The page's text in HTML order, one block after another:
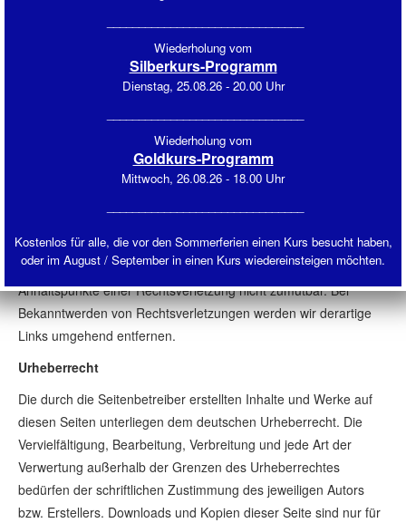
umgehend entfernen.
Unser Angebot enthält Links zu externen Webseiten Dritter, auf
diese fremden Inhalte auch keine Gewähr übernehmen. Für die
Inhalte der verlinkten Seiten ist stets der jeweilige Anbieter oder
Betreiber der Seiten verantwortlich. Die verlinkten Seiten wurden
Verlinkung nicht erkennbar. Eine permanente inhaltliche
Kontrolle der verlinkten Seiten ist jedoch ohne konkrete
Anhaltspunkte einer Rechtsverletzung nicht zumutbar. Bei
Bekanntwerden von Rechtsverletzungen werden wir derartige
Links umgehend entfernen.
Urheberrecht
Die durch die Seitenbetreiber erstellten Inhalte und Werke auf
diesen Seiten unterliegen dem deutschen Urheberrecht. Die
Vervielfältigung, Bearbeitung, Verbreitung und jede Art der
Verwertung außerhalb der Grenzen des Urheberrechtes
bedürfen der schriftlichen Zustimmung des jeweiligen Autors
bzw. Erstellers. Downloads und Kopien dieser Seite sind nur für
Wiederholung vom
Silberkurs-Programm
Dienstag, 25.08.26 - 20.00 Uhr
Wiederholung vom
Goldkurs-Programm
Mittwoch, 26.08.26 - 18.00 Uhr
Kostenlos für alle, die vor den Sommerferien einen Kurs besucht haben,
oder im August / September in einen Kurs wiedereinsteigen möchten.